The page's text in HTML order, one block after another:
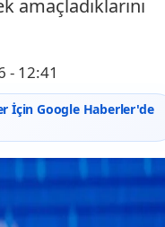
amaçladıklarını
- 12:41
İçin Google Haberler'de